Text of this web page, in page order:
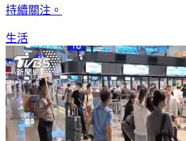
持續關注。
生活